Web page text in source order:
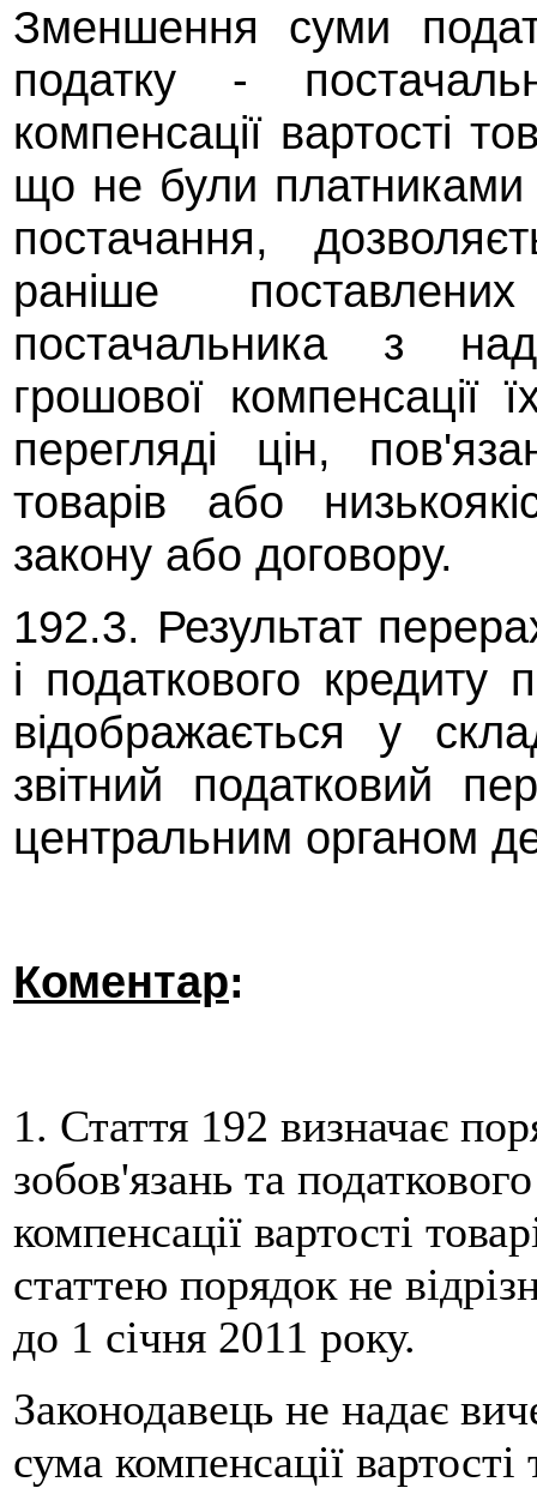
Зменшення суми
податку -
компенсації вартості
що не були платниками
постачання,
раніше
постачальника з
грошової компенсації
перегляді цін,
товарів або
закону або договору.
192.3. Результат
і податкового кредиту
відображається у
звітний податковий
центральним органом
Коментар:
1. Стаття 192 визначає
зобов'язань та
компенсації вартості
статтею порядок не
до 1 січня 2011 року.
Законодавець не надає
сума компенсації